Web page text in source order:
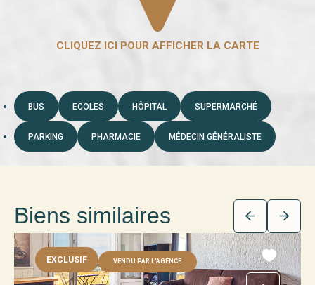
BUS ECOLES HÔPITAL SUPERMARCHÉ
PARKING PHARMACIE MÉDECIN GÉNÉRALISTE
Biens similaires
EXCLUSIF VENDU PAR L'AGENCE